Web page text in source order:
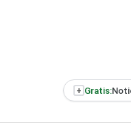
+ Gratis: